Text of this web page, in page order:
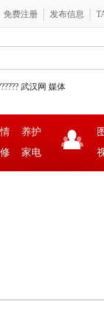
免费注册 发布信息
武汉网 媒体
养护
家电